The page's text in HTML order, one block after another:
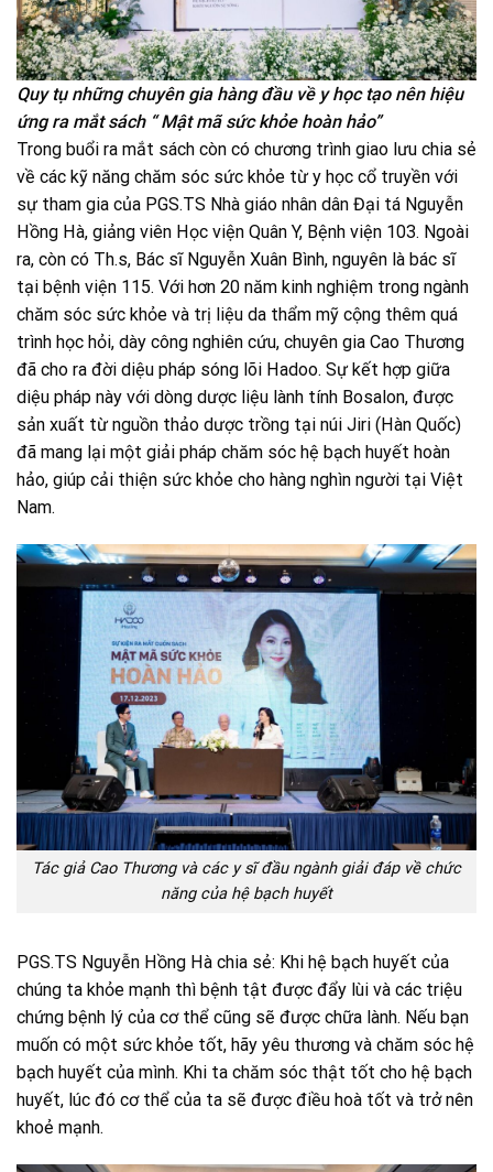
Quy tụ những chuyên gia hàng đầu về y học tạo nên hiệu
ứng ra mắt sách “ Mật mã sức khỏe hoàn hảo”
Trong buổi ra mắt sách còn có chương trình giao lưu chia sẻ
về các kỹ năng chăm sóc sức khỏe từ y học cổ truyền với
sự tham gia của PGS.TS Nhà giáo nhân dân Đại tá Nguyễn
Hồng Hà, giảng viên Học viện Quân Y, Bệnh viện 103. Ngoài
ra, còn có Th.s, Bác sĩ Nguyễn Xuân Bình, nguyên là bác sĩ
tại bệnh viện 115. Với hơn 20 năm kinh nghiệm trong ngành
chăm sóc sức khỏe và trị liệu da thẩm mỹ cộng thêm quá
trình học hỏi, dày công nghiên cứu, chuyên gia Cao Thương
đã cho ra đời diệu pháp sóng lõi Hadoo. Sự kết hợp giữa
diệu pháp này với dòng dược liệu lành tính Bosalon, được
sản xuất từ nguồn thảo dược trồng tại núi Jiri (Hàn Quốc)
đã mang lại một giải pháp chăm sóc hệ bạch huyết hoàn
hảo, giúp cải thiện sức khỏe cho hàng nghìn người tại Việt
Nam.
Tác giả Cao Thương và các y sĩ đầu ngành giải đáp về chức
năng của hệ bạch huyết
PGS.TS Nguyễn Hồng Hà chia sẻ: Khi hệ bạch huyết của
chúng ta khỏe mạnh thì bệnh tật được đẩy lùi và các triệu
chứng bệnh lý của cơ thể cũng sẽ được chữa lành. Nếu bạn
muốn có một sức khỏe tốt, hãy yêu thương và chăm sóc hệ
bạch huyết của mình. Khi ta chăm sóc thật tốt cho hệ bạch
huyết, lúc đó cơ thể của ta sẽ được điều hoà tốt và trở nên
khoẻ mạnh.